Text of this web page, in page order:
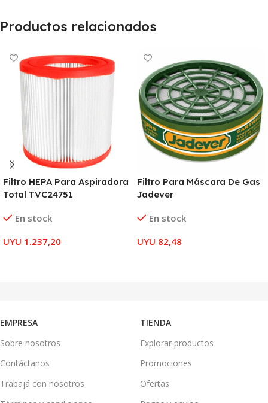
Productos relacionados
Filtro HEPA Para Aspiradora
Total TVC24751
En stock
UYU 1.237,20
Filtro Para Máscara De Gas
Jadever
En stock
UYU 82,48
EMPRESA
Sobre nosotros
Contáctanos
Trabajá con nosotros
TIENDA
Explorar productos
Promociones
Ofertas